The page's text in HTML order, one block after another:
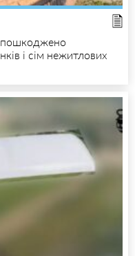
пошкоджено
і сім нежитлових